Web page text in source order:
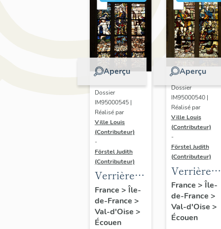
Aperçu
Dossier
IM95000545 |
Réalisé par
Ville Louis
(Contributeur)
-
Förstel Judith
(Contributeur)
Verrière
de la baie
6 : Pietà et
donateurs
France > Île-
de-France >
Val-d'Oise >
Écouen
Aperçu
Dossier
IM95000540 |
Réalisé par
Ville Louis
(Contributeur)
-
Förstel Judith
(Contributeur)
Verrière
de la baie
1 : scènes
de la
France > Île-
de-France >
Val-d'Oise >
Écouen